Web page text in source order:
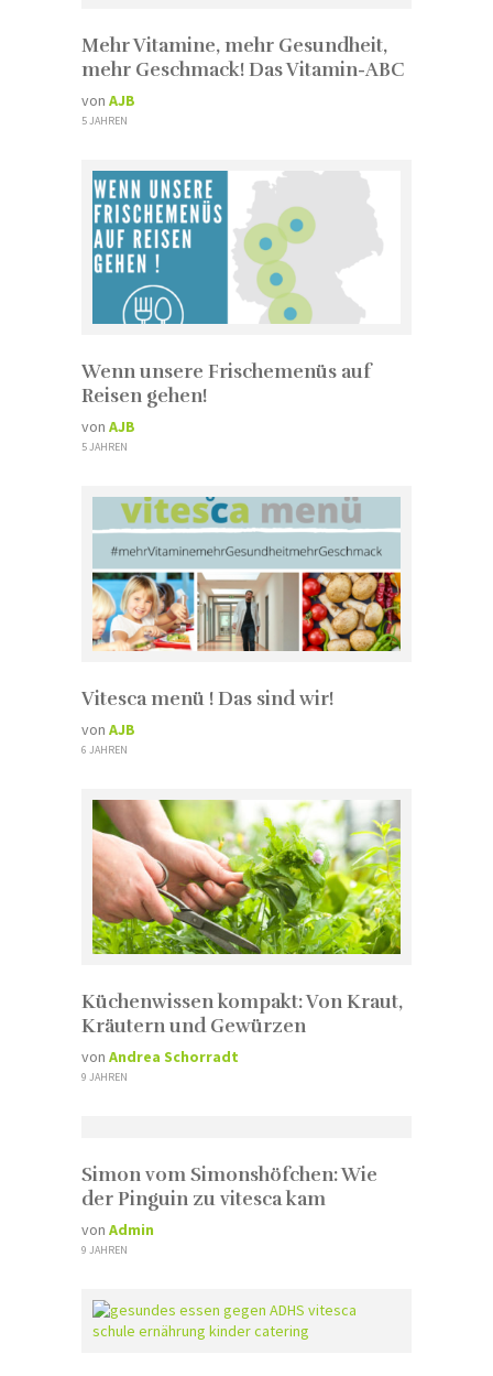
Mehr Vitamine, mehr Gesundheit,
mehr Geschmack! Das Vitamin-ABC
von AJB
5 JAHREN
Wenn unsere Frischemenüs auf
Reisen gehen!
von AJB
5 JAHREN
Vitesca menü ! Das sind wir!
von AJB
6 JAHREN
Küchenwissen kompakt: Von Kraut,
Kräutern und Gewürzen
von Andrea Schorradt
9 JAHREN
Simon vom Simonshöfchen: Wie
der Pinguin zu vitesca kam
von Admin
9 JAHREN